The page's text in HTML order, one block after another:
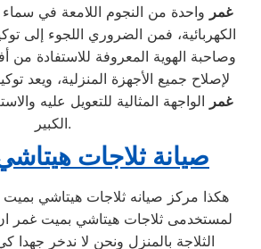
غمر واحدة من النجوم اللامعة في سماء
الكهربائية، فمن الضروري اللجوء إلى
وصاحبة الهوية المعروفة للاستفادة من
لإصلاح جميع الأجهزة المنزلية، ويعد
غمر الواجهة المثالية للتعويل عليه
الكبير.
صيانة ثلاجات
هكذا مركز صيانه ثلاجات هيتاشي
لمستخدمى ثلاجات هيتاشي بميت غمر
الثلاجة بالمنزل ونحن لا ندخر جهدا